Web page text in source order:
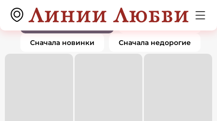
Кольца 0 товаров
По популярности
Сначала дорогие
Сначала новинки Сначала недорогие